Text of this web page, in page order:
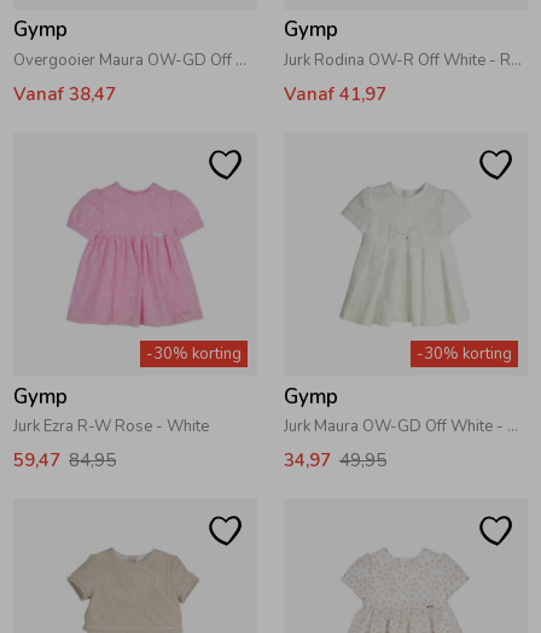
Gymp
Overgooier Maura OW-GD Off White - Gold
Vanaf 38,47
Gymp
Jurk Rodina OW-R Off White - Rose
Vanaf 41,97
-30% korting
Gymp
Jurk Ezra R-W Rose - White
59,47 84,95
-30% korting
Gymp
Jurk Maura OW-GD Off White - Gold
34,97 49,95